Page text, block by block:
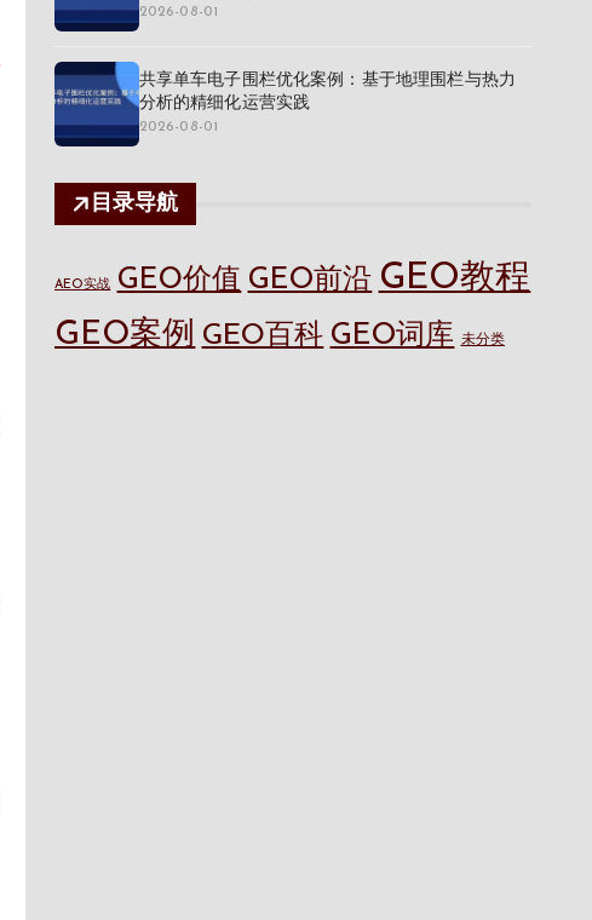
2026-08-01
共享单车电子围栏优化案例：基于地理围栏与热力
分析的精细化运营实践
2026-08-01
目录导航
AEO实战 GEO价值 GEO前沿 GEO教程
GEO案例 GEO百科 GEO词库 未分类